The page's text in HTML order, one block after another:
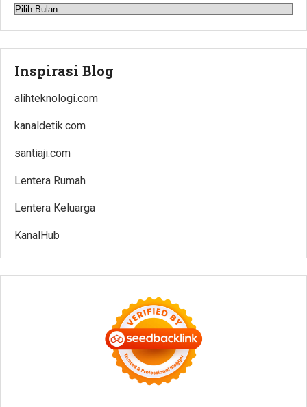
Arsip
Inspirasi Blog
alihteknologi.com
kanaldetik.com
santiaji.com
Lentera Rumah
Lentera Keluarga
KanalHub